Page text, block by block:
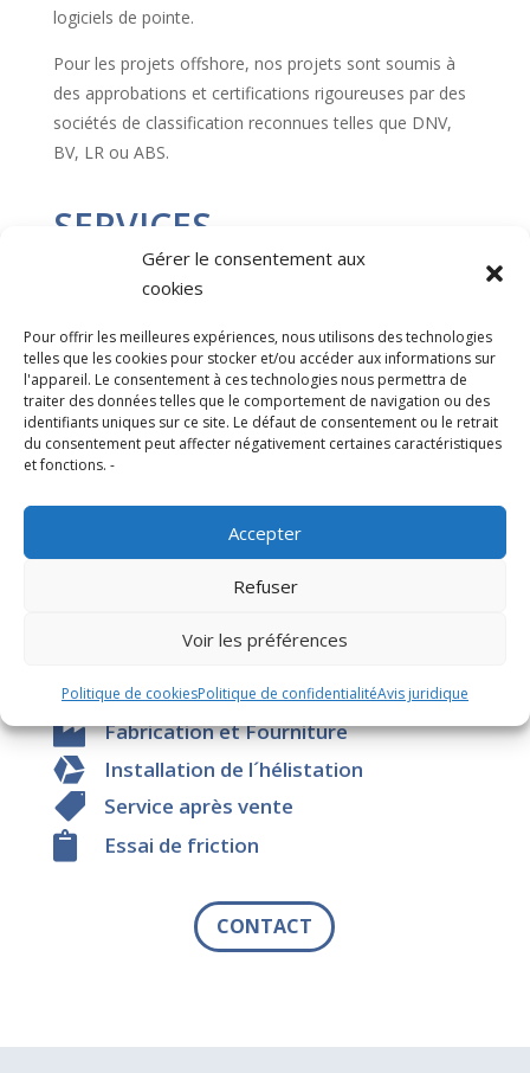
Gérer le consentement aux
cookies
Pour offrir les meilleures expériences, nous utilisons des technologies
telles que les cookies pour stocker et/ou accéder aux informations sur
l'appareil. Le consentement à ces technologies nous permettra de
traiter des données telles que le comportement de navigation ou des
identifiants uniques sur ce site. Le défaut de consentement ou le retrait
du consentement peut affecter négativement certaines caractéristiques
et fonctions. -
Accepter
Refuser
Voir les préférences
Politique de cookiesPolitique de confidentialitéAvis juridique
logiciels de pointe.
Pour les projets offshore, nos projets sont soumis à
des approbations et certifications rigoureuses par des
sociétés de classification reconnues telles que DNV,
BV, LR ou ABS.
SERVICES
COMPLÉMENTAIRES :
les phases du projet d’hélistation, nous offrons les
services complémentaires suivants:
Assistance technique
Études de faisabilité structurelle
Etudes environnementales
Découvrez d’autres services pour les
héliports :
 Fabrication et Fourniture
 Installation de l´hélistation
 Service après vente
 Essai de friction
CONTACT